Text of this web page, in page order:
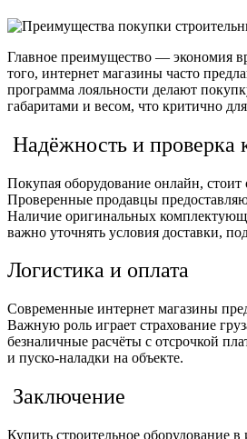
Главное преимущество — экономия
того, интернет магазины часто
программа лояльности делают
габаритами и весом, что критично
Надёжность и проверка
Покупая оборудование онлайн,
Проверенные продавцы
Наличие оригинальных
важно уточнять условия доставки,
Логистика и оплата
Современные интернет магазины
Важную роль играет страхование
безналичные расчёты с отсрочкой
и пуско-наладки на объекте.
Заключение
Купить строительное оборудование